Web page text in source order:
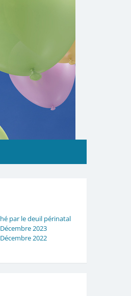
par le deuil périnatal
2023
2022